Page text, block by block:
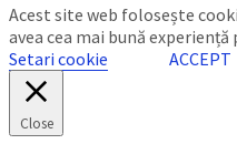
Acest site web folosește
avea cea mai bună
Setari cookie
ACCEPT
Close